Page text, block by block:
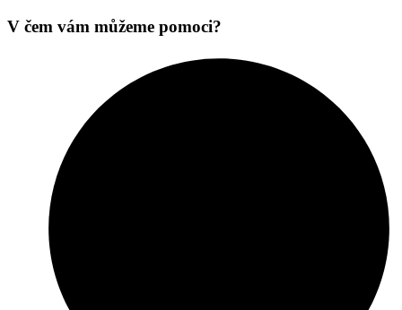
V čem vám můžeme pomoci?